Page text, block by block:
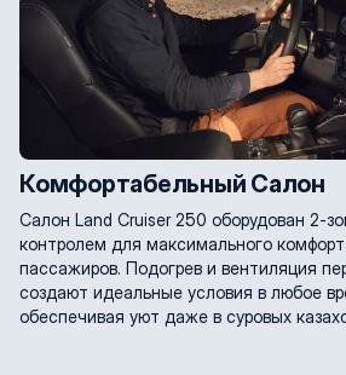
Комфортабельный Салон
Салон Land Cruiser 250 оборудован 2-
контролем для максимального
пассажиров. Подогрев и вентиляция
создают идеальные условия в любое
обеспечивая уют даже в суровых